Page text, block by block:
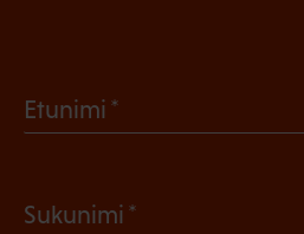
Etunimi
Sukunimi